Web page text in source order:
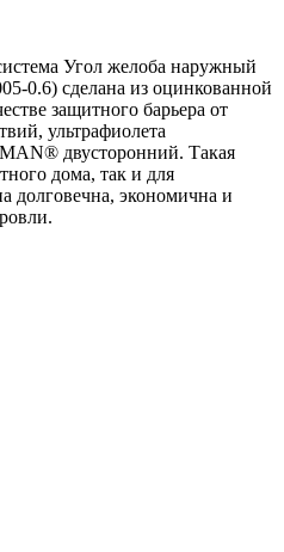
Угол желоба наружный
0.6) сделана из оцинкованной
защитного барьера от
ультрафиолета
двусторонний. Такая
дома, так и для
экономична и